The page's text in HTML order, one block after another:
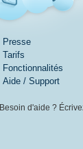
Presse
Tarifs
Fonctionnalités
Aide / Support
Besoin d'aide ?